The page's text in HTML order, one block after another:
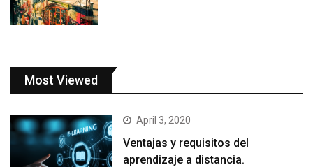
Most Viewed
April 3, 2020
Ventajas y requisitos del
aprendizaje a distancia.